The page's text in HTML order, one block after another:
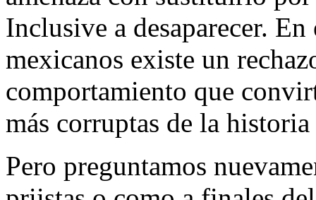
Inclusive a desaparecer.
mexicanos existe un
comportamiento que
más corruptas de la
Pero preguntamos